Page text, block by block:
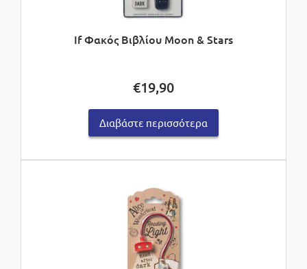
If Φακός Βιβλίου Moon & Stars
€19,90
Διαβάστε περισσότερα